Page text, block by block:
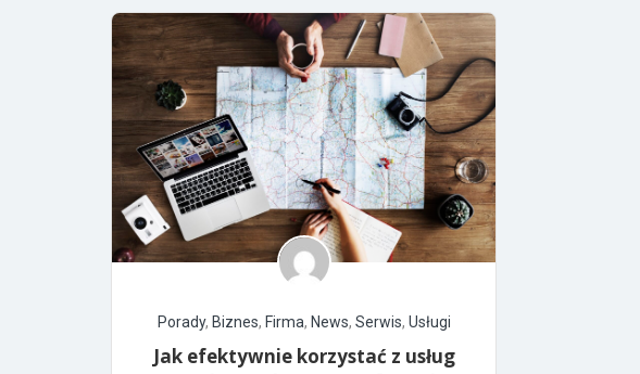
Porady, Biznes, Firma, News, Serwis, Usługi
Jak efektywnie korzystać z usług